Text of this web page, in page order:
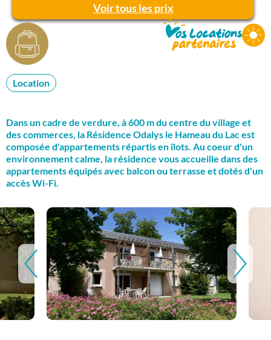
Voir tous les prix
Location
Dans un cadre de verdure, à 600 m du centre du village et
des commerces, la Résidence Odalys le Hameau du Lac est
composée d'appartements répartis en îlots. Au coeur d'un
environnement calme, la résidence vous accueille dans des
appartements équipés avec balcon ou terrasse et dotés d'un
accès Wi-Fi.